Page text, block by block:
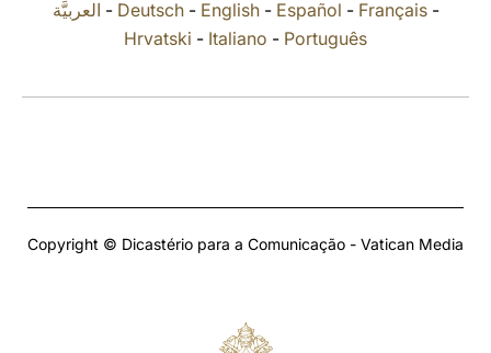
العربيَّة - Deutsch- English- Español - Français-
Hrvatski - Italiano - Português
Copyright © Dicastério para a Comunicação - Vatican Media